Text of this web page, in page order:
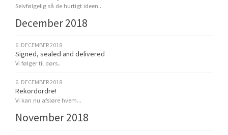
Selvfølgelig så de hurtigt ideen..
December 2018
6. DECEMBER 2018
Signed, sealed and delivered
Vi følger til dørs..
6. DECEMBER 2018
Rekordordre!
Vi kan nu afsløre hvem...
November 2018